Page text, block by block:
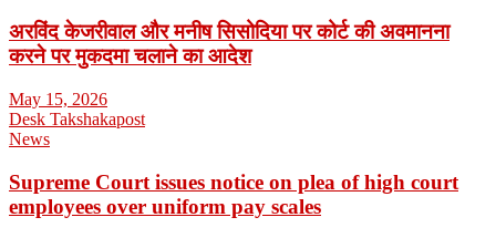
अरविंद केजरीवाल और मनीष सिसोदिया पर कोर्ट की अवमानना
करने पर मुकदमा चलाने का आदेश
May 15, 2026
Desk Takshakapost
News
Supreme Court issues notice on plea of high court
employees over uniform pay scales